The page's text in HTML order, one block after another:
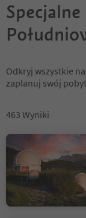
Odkryj wszystkie
zaplanuj swój
463 Wyniki